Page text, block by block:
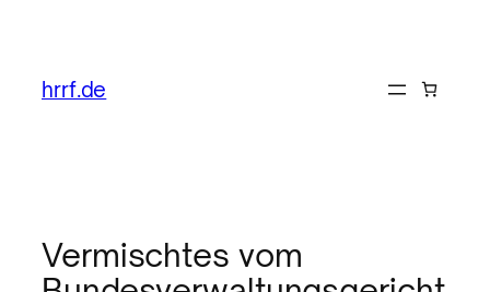
hrrf.de
Vermischtes vom